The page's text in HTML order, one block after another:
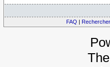
FAQ | Rechercher